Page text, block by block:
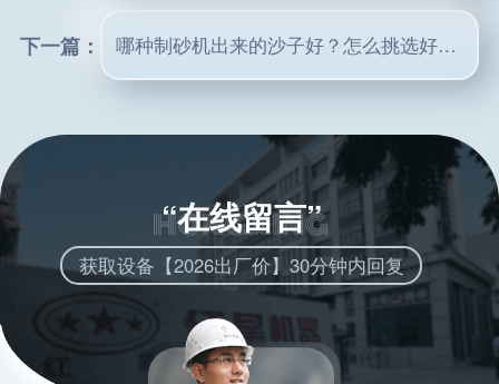
下一篇： 哪种制砂机出来的沙子好？怎么挑选好用的制砂机？
“在线留言”
获取设备【2026出厂价】30分钟内回复